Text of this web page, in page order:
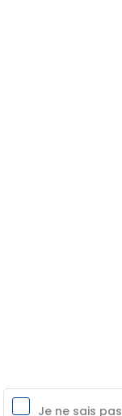
Je ne sais pas